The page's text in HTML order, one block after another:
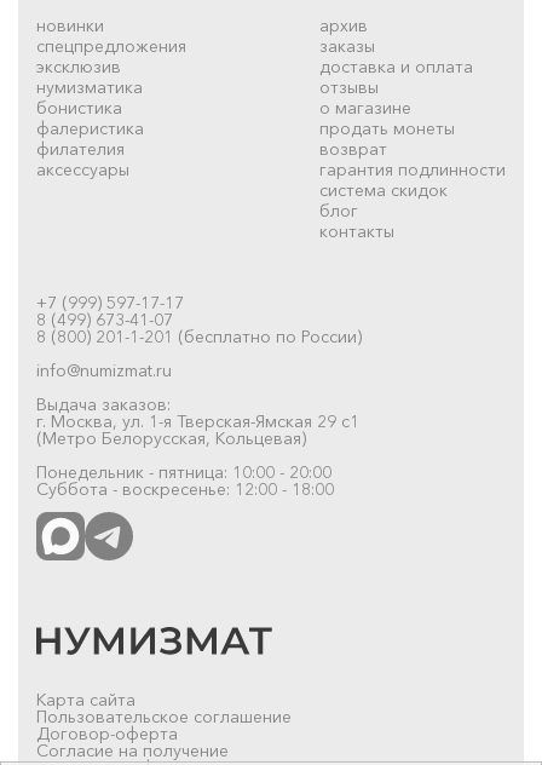
новинки
спецпредложения
эксклюзив
нумизматика
бонистика
фалеристика
филателия
аксессуары
архив
заказы
доставка и оплата
отзывы
о магазине
продать монеты
возврат
гарантия подлинности
система скидок
блог
контакты
+7 (999) 597-17-17
8 (499) 673-41-07
8 (800) 201-1-201 (бесплатно по России)
info@numizmat.ru
Выдача заказов:
г. Москва, ул. 1-я Тверская-Ямская 29 с1
(Метро Белорусская, Кольцевая)
Понедельник - пятница: 10:00 - 20:00
Суббота - воскресенье: 12:00 - 18:00
Карта сайта
Пользовательское соглашение
Договор-оферта
Согласие на получение